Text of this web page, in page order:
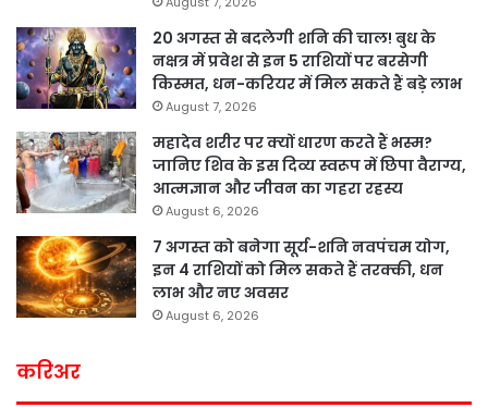
20 अगस्त से बदलेगी शनि की चाल! बुध के
नक्षत्र में प्रवेश से इन 5 राशियों पर बरसेगी
किस्मत, धन-करियर में मिल सकते हैं बड़े लाभ
August 7, 2026
महादेव शरीर पर क्यों धारण करते हैं भस्म?
जानिए शिव के इस दिव्य स्वरूप में छिपा वैराग्य,
आत्मज्ञान और जीवन का गहरा रहस्य
August 6, 2026
7 अगस्त को बनेगा सूर्य-शनि नवपंचम योग,
इन 4 राशियों को मिल सकते हैं तरक्की, धन
लाभ और नए अवसर
August 6, 2026
करिअर